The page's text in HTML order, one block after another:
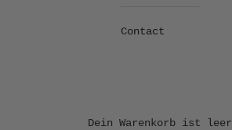
Contact
Dein Warenkorb ist leer